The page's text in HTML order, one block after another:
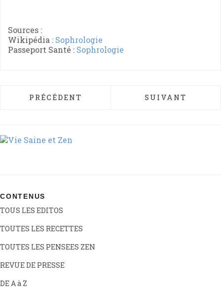
Sources :
Wikipédia : Sophrologie
Passeport Santé : Sophrologie
ARTICLE PRÉCÉDENT : RÉGIME
PRÉCÉDENT ARTICLE
SUIVANT
CONTENUS
TOUS LES EDITOS
TOUTES LES RECETTES
TOUTES LES PENSEES ZEN
REVUE DE PRESSE
DE A à Z